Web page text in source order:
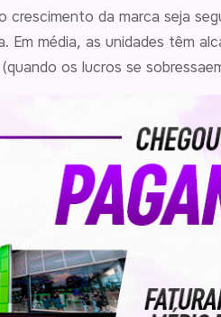
crescimento da marca seja
Em média, as unidades têm
(quando os lucros se